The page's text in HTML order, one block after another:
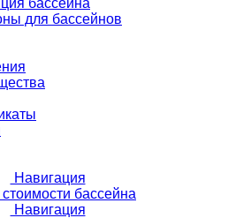
бассейна
для бассейнов
Навигация
бассейна
Навигация